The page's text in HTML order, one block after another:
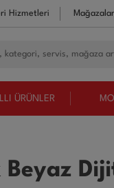
Hizmetleri
ÜRÜNLER
Beyaz